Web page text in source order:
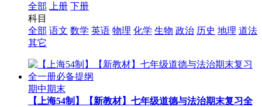
全部
上册 下册
科目
全部 语文 数学 英语 物理 化学 生物 政治 历史 地理 道法
其它
期中期末
【上海54制】【新教材】七年级道德与法治期末复习全